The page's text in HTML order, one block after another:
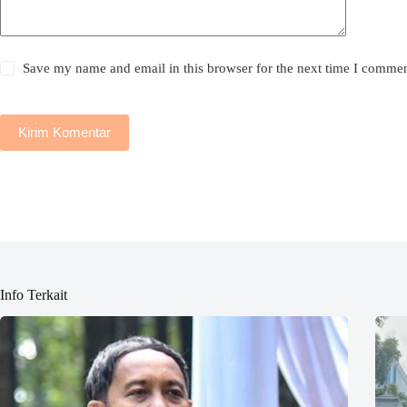
Save my name and email in this browser for the next time I
Kirim Komentar
Info Terkait